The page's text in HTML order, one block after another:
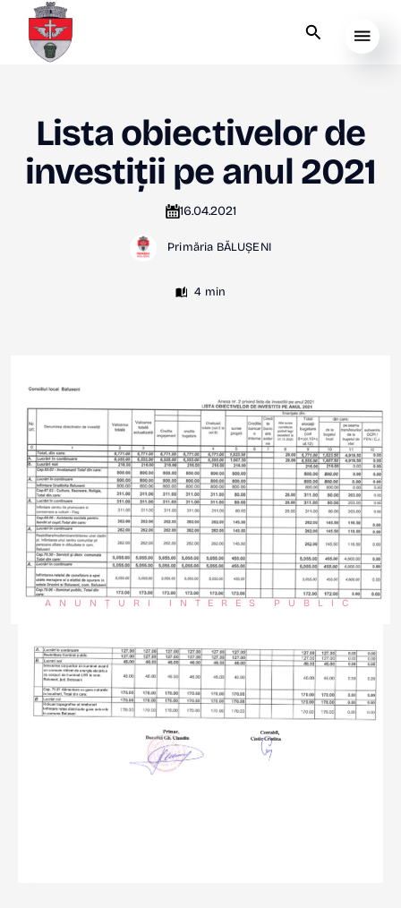
Lista obiectivelor de
investiții pe anul 2021
16.04.2021
Primăria BĂLUȘENI
4 min
ANUNȚURI INTERES PUBLIC